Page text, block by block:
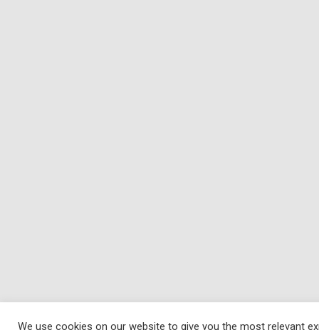
We use cookies on our website to give you the most relevant